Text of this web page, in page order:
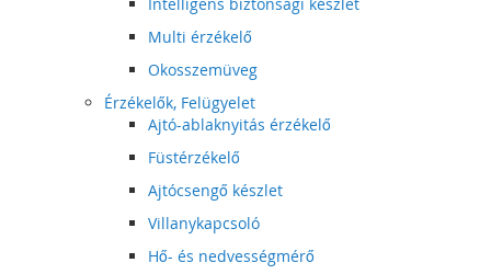
Multi érzékelő
Okosszemüveg
Érzékelők, Felügyelet
Ajtó-ablaknyitás érzékelő
Füstérzékelő
Ajtócsengő készlet
Villanykapcsoló
Hő- és nedvességmérő